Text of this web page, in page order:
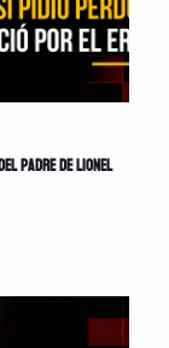
padre de Lionel